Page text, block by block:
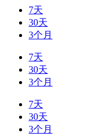
7天
30天
3个月
7天
30天
3个月
7天
30天
3个月